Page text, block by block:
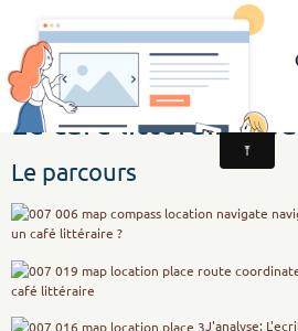
CSI Education aux Médias
Le café littéraire
Le parcours
un café littéraire ?
café littéraire
J'analyse: